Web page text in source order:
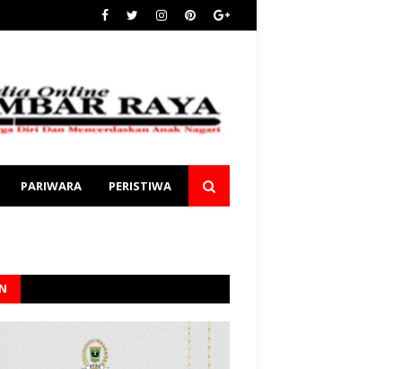
PARIWARA PERISTIWA